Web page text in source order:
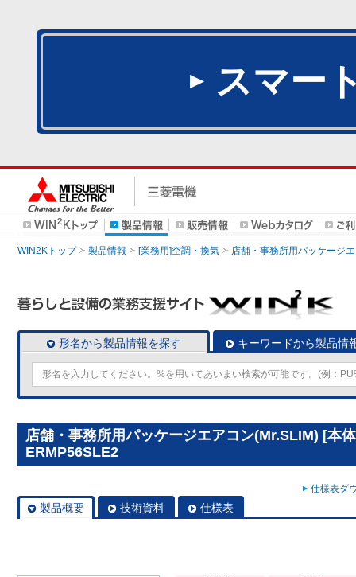
スマー
WIN2Kトップ 製品情報 [業務用]空調・換気 店舗・事務所用パッケージ
形名から製品情報を探す キーワードから製品情
店舗・事務所用パッケージエアコン(Mr.SLIM) [本
ERMP56SLE2
仕様表ダ
製品概要 技術資料 仕様表